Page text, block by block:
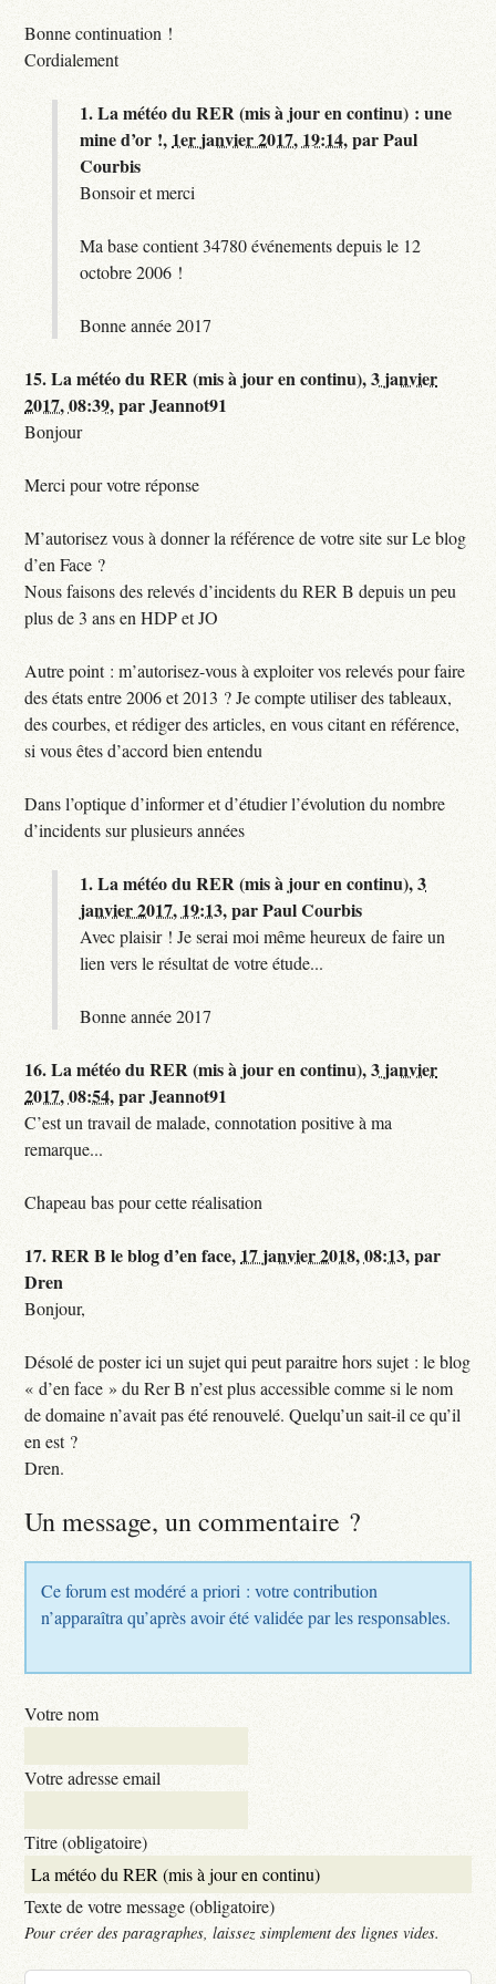
Bonne continuation !
Cordialement
1.La météo du RER (mis à jour en continu) : une
mine d’or !, 1er janvier 2017, 19:14,parPaul
Courbis
Bonsoir et merci
Ma base contient 34780 événements depuis le 12
octobre 2006 !
Bonne année 2017
15.La météo du RER (mis à jour en continu),3 janvier
2017, 08:39,parJeannot91
Bonjour
Merci pour votre réponse
M’autorisez vous à donner la référence de votre site sur Le blog
d’en Face ?
Nous faisons des relevés d’incidents du RER B depuis un peu
plus de 3 ans en HDP et JO
Autre point : m’autorisez-vous à exploiter vos relevés pour faire
des états entre 2006 et 2013 ? Je compte utiliser des tableaux,
des courbes, et rédiger des articles, en vous citant en référence,
si vous êtes d’accord bien entendu
Dans l’optique d’informer et d’étudier l’évolution du nombre
d’incidents sur plusieurs années
1.La météo du RER (mis à jour en continu),3
janvier 2017, 19:13,parPaul Courbis
Avec plaisir ! Je serai moi même heureux de faire un
lien vers le résultat de votre étude...
Bonne année 2017
16.La météo du RER (mis à jour en continu),3 janvier
2017, 08:54,parJeannot91
C’est un travail de malade, connotation positive à ma
remarque...
Chapeau bas pour cette réalisation
17.RER B le blog d’en face, 17 janvier 2018, 08:13,par
Dren
Bonjour,
Désolé de poster ici un sujet qui peut paraitre hors sujet : le blog
« d’en face » du Rer B n’est plus accessible comme si le nom
de domaine n’avait pas été renouvelé. Quelqu’un sait-il ce qu’il
en est ?
Dren.
Un message, un commentaire ?
Ce forum est modéré a priori : votre contribution
n’apparaîtra qu’après avoir été validée par les responsables.
Votre nom
Votre adresse email
Titre (obligatoire)
Texte de votre message (obligatoire)
Pour créer des paragraphes, laissez simplement des lignes vides.